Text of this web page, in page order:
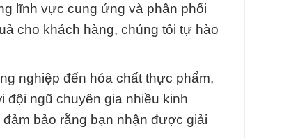
lĩnh vực cung ứng và phân phối
cho khách hàng, chúng tôi tự hào
nghiệp đến hóa chất thực phẩm,
đội ngũ chuyên gia nhiều kinh
bảo rằng bạn nhận được giải